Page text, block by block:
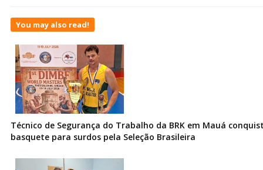
You may also read!
Técnico de Segurança do Trabalho da BRK em Mauá
basquete para surdos pela Seleção Brasileira